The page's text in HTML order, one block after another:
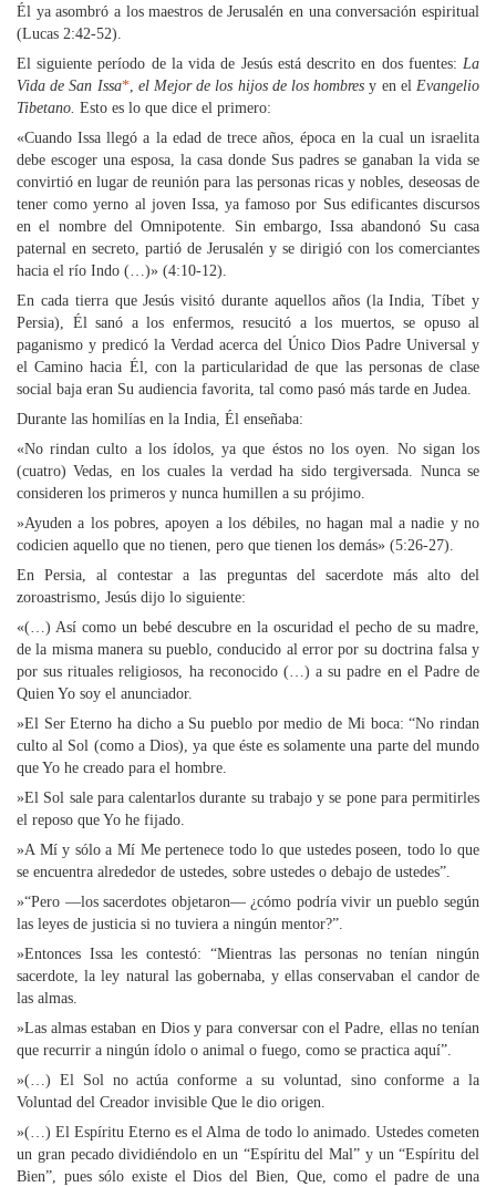
Él ya asombró a los maestros de Jerusalén en una conversación espiritual
(Lucas 2:42-52).
El siguiente período de la vida de Jesús está descrito en dos fuentes: La
Vida de San Issa*, el Mejor de los hijos de los hombres y en elEvangelio
Tibetano. Esto es lo que dice el primero:
«Cuando Issa llegó a la edad de trece años, época en la cual un israelita
debe escoger una esposa, la casa donde Sus padres se ganaban la vida se
convirtió en lugar de reunión para las personas ricas y nobles, deseosas de
tener como yerno al joven Issa, ya famoso por Sus edificantes discursos
en el nombre del Omnipotente. Sin embargo, Issa abandonó Su casa
paternal en secreto, partió de Jerusalén y se dirigió con los comerciantes
hacia el río Indo (…)» (4:10-12).
En cada tierra que Jesús visitó durante aquellos años (la India, Tíbet y
Persia), Él sanó a los enfermos, resucitó a los muertos, se opuso al
paganismo y predicó la Verdad acerca del Único Dios Padre Universal y
el Camino hacia Él, con la particularidad de que las personas de clase
social baja eran Su audiencia favorita, tal como pasó más tarde en Judea.
Durante las homilías en la India, Él enseñaba:
«No rindan culto a los ídolos, ya que éstos no los oyen. No sigan los
(cuatro) Vedas, en los cuales la verdad ha sido tergiversada. Nunca se
consideren los primeros y nunca humillen a su prójimo.
»Ayuden a los pobres, apoyen a los débiles, no hagan mal a nadie y no
codicien aquello que no tienen, pero que tienen los demás» (5:26-27).
En Persia, al contestar a las preguntas del sacerdote más alto del
zoroastrismo, Jesús dijo lo siguiente:
«(…) Así como un bebé descubre en la oscuridad el pecho de su madre,
de la misma manera su pueblo, conducido al error por su doctrina falsa y
por sus rituales religiosos, ha reconocido (…) a su padre en el Padre de
Quien Yo soy el anunciador.
»El Ser Eterno ha dicho a Su pueblo por medio de Mi boca: “No rindan
culto al Sol (como a Dios), ya que éste es solamente una parte del mundo
que Yo he creado para el hombre.
»El Sol sale para calentarlos durante su trabajo y se pone para permitirles
el reposo que Yo he fijado.
»A Mí y sólo a Mí Me pertenece todo lo que ustedes poseen, todo lo que
se encuentra alrededor de ustedes, sobre ustedes o debajo de ustedes”.
»“Pero —los sacerdotes objetaron— ¿cómo podría vivir un pueblo según
las leyes de justicia si no tuviera a ningún mentor?”.
»Entonces Issa les contestó: “Mientras las personas no tenían ningún
sacerdote, la ley natural las gobernaba, y ellas conservaban el candor de
las almas.
»Las almas estaban en Dios y para conversar con el Padre, ellas no tenían
que recurrir a ningún ídolo o animal o fuego, como se practica aquí”.
»(…) El Sol no actúa conforme a su voluntad, sino conforme a la
Voluntad del Creador invisible Que le dio origen.
»(…) El Espíritu Eterno es el Alma de todo lo animado. Ustedes cometen
un gran pecado dividiéndolo en un “Espíritu del Mal” y un “Espíritu del
Bien”, pues sólo existe el Dios del Bien, Que, como el padre de una